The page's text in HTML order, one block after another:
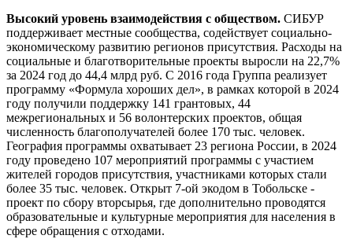
Высокий уровень взаимодействия с обществом. СИБУР
поддерживает местные сообщества, содействует социально-
экономическому развитию регионов присутствия. Расходы на
социальные и благотворительные проекты выросли на 22,7%
за 2024 год до 44,4 млрд руб. С 2016 года Группа реализует
программу «Формула хороших дел», в рамках которой в 2024
году получили поддержку 141 грантовых, 44
межрегиональных и 56 волонтерских проектов, общая
численность благополучателей более 170 тыс. человек.
География программы охватывает 23 региона России, в 2024
году проведено 107 мероприятий программы с участием
жителей городов присутствия, участниками которых стали
более 35 тыс. человек. Открыт 7-ой экодом в Тобольске -
проект по сбору вторсырья, где дополнительно проводятся
образовательные и культурные мероприятия для населения в
сфере обращения с отходами.